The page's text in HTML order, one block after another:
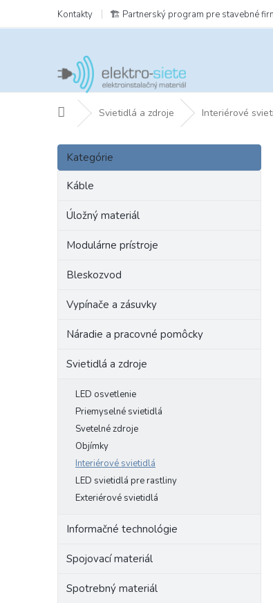
obsah
Kontakty 🏗️ Partnerský program pre stavebné
DomovSvietidlá a zdroje Interiérové
B
č
Preskočiť
kategórie
Kategórie
Káble
Úložný materiál
Modulárne prístroje
Bleskozvod
Vypínače a zásuvky
Náradie a pracovné pomôcky
Svietidlá a zdroje
LED osvetlenie
Priemyselné svietidlá
Svetelné zdroje
Objímky
Interiérové svietidlá
LED svietidlá pre rastliny
Exteriérové svietidlá
Informačné technológie
Spojovací materiál
Spotrebný materiál